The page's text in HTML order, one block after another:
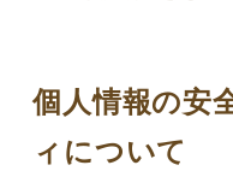
個人情報の安
ィについて